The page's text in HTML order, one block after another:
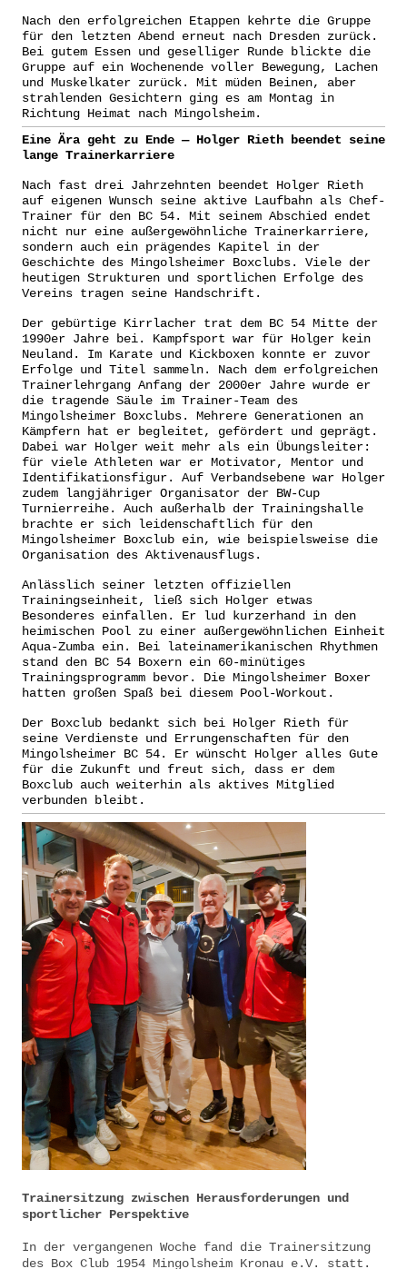
Nach den erfolgreichen Etappen kehrte die Gruppe
für den letzten Abend erneut nach Dresden zurück.
Bei gutem Essen und geselliger Runde blickte die
Gruppe auf ein Wochenende voller Bewegung, Lachen
und Muskelkater zurück. Mit müden Beinen, aber
strahlenden Gesichtern ging es am Montag in
Richtung Heimat nach Mingolsheim.
Eine Ära geht zu Ende — Holger Rieth beendet seine
lange Trainerkarriere
Nach fast drei Jahrzehnten beendet Holger Rieth
auf eigenen Wunsch seine aktive Laufbahn als Chef-
Trainer für den BC 54. Mit seinem Abschied endet
nicht nur eine außergewöhnliche Trainerkarriere,
sondern auch ein prägendes Kapitel in der
Geschichte des Mingolsheimer Boxclubs. Viele der
heutigen Strukturen und sportlichen Erfolge des
Vereins tragen seine Handschrift.
Der gebürtige Kirrlacher trat dem BC 54 Mitte der
1990er Jahre bei. Kampfsport war für Holger kein
Neuland. Im Karate und Kickboxen konnte er zuvor
Erfolge und Titel sammeln. Nach dem erfolgreichen
Trainerlehrgang Anfang der 2000er Jahre wurde er
die tragende Säule im Trainer-Team des
Mingolsheimer Boxclubs. Mehrere Generationen an
Kämpfern hat er begleitet, gefördert und geprägt.
Dabei war Holger weit mehr als ein Übungsleiter:
für viele Athleten war er Motivator, Mentor und
Identifikationsfigur. Auf Verbandsebene war Holger
zudem langjähriger Organisator der BW-Cup
Turnierreihe. Auch außerhalb der Trainingshalle
brachte er sich leidenschaftlich für den
Mingolsheimer Boxclub ein, wie beispielsweise die
Organisation des Aktivenausflugs.
Anlässlich seiner letzten offiziellen
Trainingseinheit, ließ sich Holger etwas
Besonderes einfallen. Er lud kurzerhand in den
heimischen Pool zu einer außergewöhnlichen Einheit
Aqua-Zumba ein. Bei lateinamerikanischen Rhythmen
stand den BC 54 Boxern ein 60-minütiges
Trainingsprogramm bevor. Die Mingolsheimer Boxer
hatten großen Spaß bei diesem Pool-Workout.
Der Boxclub bedankt sich bei Holger Rieth für
seine Verdienste und Errungenschaften für den
Mingolsheimer BC 54. Er wünscht Holger alles Gute
für die Zukunft und freut sich, dass er dem
Boxclub auch weiterhin als aktives Mitglied
verbunden bleibt.
Trainersitzung zwischen Herausforderungen und
sportlicher Perspektive
In der vergangenen Woche fand die Trainersitzung
des Box Club 1954 Mingolsheim Kronau e.V. statt.